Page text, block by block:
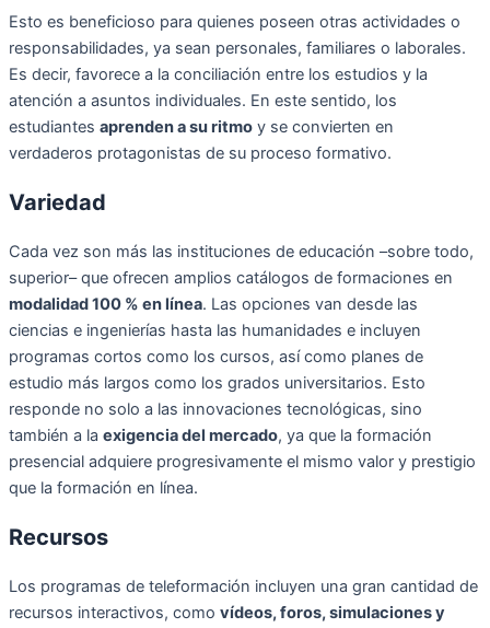
Esto es beneficioso para quienes poseen otras actividades o
responsabilidades, ya sean personales, familiares o laborales.
Es decir, favorece a la conciliación entre los estudios y la
atención a asuntos individuales. En este sentido, los
estudiantes aprenden a su ritmo y se convierten en
verdaderos protagonistas de su proceso formativo.
Variedad
Cada vez son más las instituciones de educación –sobre todo,
superior– que ofrecen amplios catálogos de formaciones en
modalidad 100 % en línea. Las opciones van desde las
ciencias e ingenierías hasta las humanidades e incluyen
programas cortos como los cursos, así como planes de
estudio más largos como los grados universitarios. Esto
responde no solo a las innovaciones tecnológicas, sino
también a la exigencia del mercado, ya que la formación
presencial adquiere progresivamente el mismo valor y prestigio
que la formación en línea.
Recursos
Los programas de teleformación incluyen una gran cantidad de
recursos interactivos, como vídeos, foros, simulaciones y